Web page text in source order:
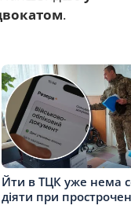
.
Йти в ТЦК уже нема
діяти при